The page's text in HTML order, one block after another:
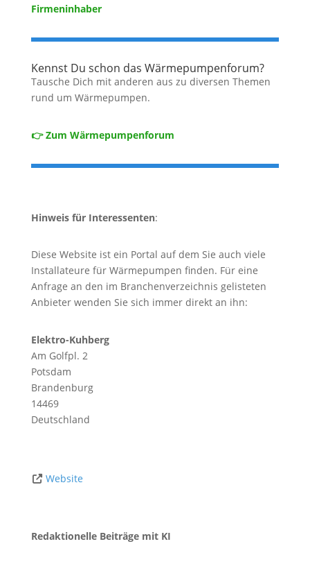
Firmeninhaber
Kennst Du schon das Wärmepumpenforum?
Tausche Dich mit anderen aus zu diversen Themen
rund um Wärmepumpen.
👉 Zum Wärmepumpenforum
Hinweis für Interessenten:
Diese Website ist ein Portal auf dem Sie auch viele
Installateure für Wärmepumpen finden. Für eine
Anfrage an den im Branchenverzeichnis gelisteten
Anbieter wenden Sie sich immer direkt an ihn:
Elektro-Kuhberg
Am Golfpl. 2
Potsdam
Brandenburg
14469
Deutschland
Website
Redaktionelle Beiträge mit KI